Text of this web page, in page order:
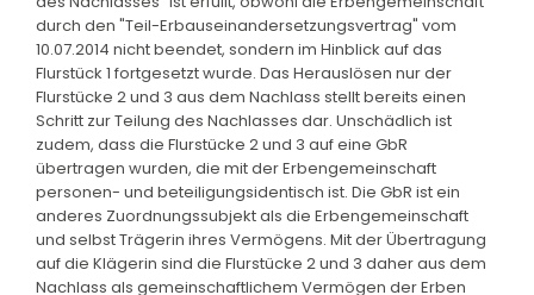
durch den "Teil-Erbauseinandersetzungsvertrag" vom
10.07.2014 nicht beendet, sondern im Hinblick auf das
Flurstück 1 fortgesetzt wurde. Das Herauslösen nur der
Flurstücke 2 und 3 aus dem Nachlass stellt bereits einen
Schritt zur Teilung des Nachlasses dar. Unschädlich ist
zudem, dass die Flurstücke 2 und 3 auf eine GbR
übertragen wurden, die mit der Erbengemeinschaft
personen- und beteiligungsidentisch ist. Die GbR ist ein
anderes Zuordnungssubjekt als die Erbengemeinschaft
und selbst Trägerin ihres Vermögens. Mit der Übertragung
auf die Klägerin sind die Flurstücke 2 und 3 daher aus dem
Nachlass als gemeinschaftlichem Vermögen der Erben